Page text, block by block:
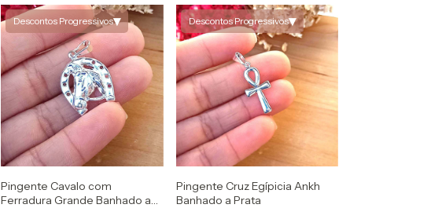
Descontos Progressivos▾
Pingente Cavalo com
Ferradura Grande Banhado a
Descontos Progressivos▾
Pingente Cruz Egípicia Ankh
Banhado a Prata